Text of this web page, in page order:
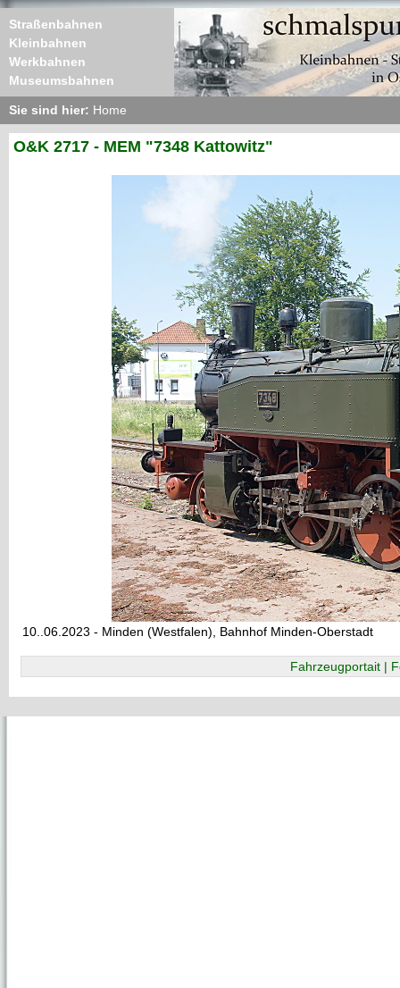
Straßenbahnen
Kleinbahnen
Werkbahnen
Museumsbahnen
Sie sind hier: Home
O&K 2717 - MEM "7348 Kattowitz"
10..06.2023 - Minden (Westfalen), Bahnhof Minden-Oberstadt
Fahrzeugportait |